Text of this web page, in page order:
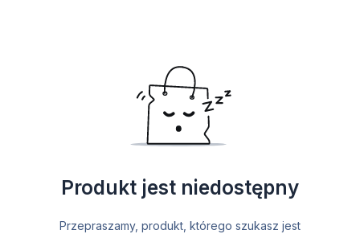
Produkt jest niedostępny
Przepraszamy, produkt, którego szukasz jest